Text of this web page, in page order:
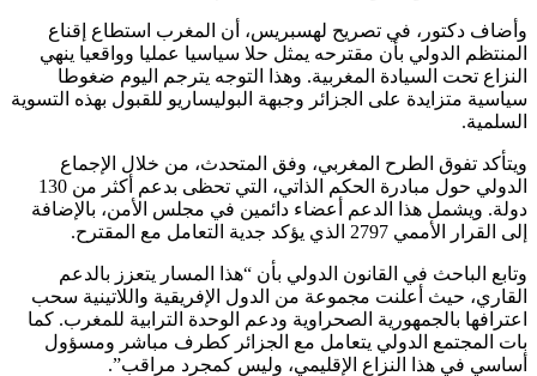
وأضاف دكتور، في تصريح لهسبريس، أن المغرب استطاع إقناع
المنتظم الدولي بأن مقترحه يمثل حلا سياسيا عمليا وواقعيا ينهي
النزاع تحت السيادة المغربية. وهذا التوجه يترجم اليوم ضغوطا
سياسية متزايدة على الجزائر وجبهة البوليساريو للقبول بهذه التسوية
السلمية.
ويتأكد تفوق الطرح المغربي، وفق المتحدث، من خلال الإجماع
الدولي حول مبادرة الحكم الذاتي، التي تحظى بدعم أكثر من 130
دولة. ويشمل هذا الدعم أعضاء دائمين في مجلس الأمن، بالإضافة
إلى القرار الأممي 2797 الذي يؤكد جدية التعامل مع المقترح.
وتابع الباحث في القانون الدولي بأن “هذا المسار يتعزز بالدعم
القاري، حيث أعلنت مجموعة من الدول الإفريقية واللاتينية سحب
اعترافها بالجمهورية الصحراوية ودعم الوحدة الترابية للمغرب. كما
بات المجتمع الدولي يتعامل مع الجزائر كطرف مباشر ومسؤول
أساسي في هذا النزاع الإقليمي، وليس كمجرد مراقب”.